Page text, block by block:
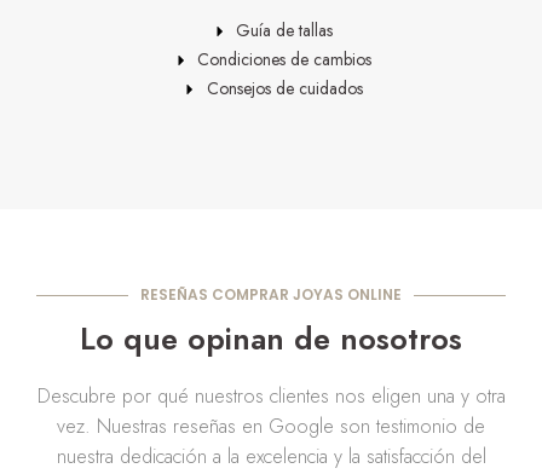
Guía de tallas
Condiciones de cambios
Consejos de cuidados
RESEÑAS COMPRAR JOYAS ONLINE
Lo que opinan de nosotros
Descubre por qué nuestros clientes nos eligen una y otra
vez. Nuestras reseñas en Google son testimonio de
nuestra dedicación a la excelencia y la satisfacción del